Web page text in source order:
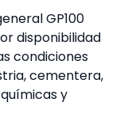
GP100
disponibilidad
condiciones
cementera,
y